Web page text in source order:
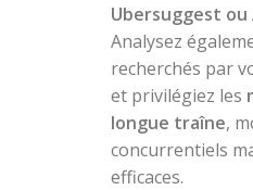
Ubersuggest ou
Analysez
recherchés par
et privilégiez les
longue traîne,
concurrentiels
efficaces.